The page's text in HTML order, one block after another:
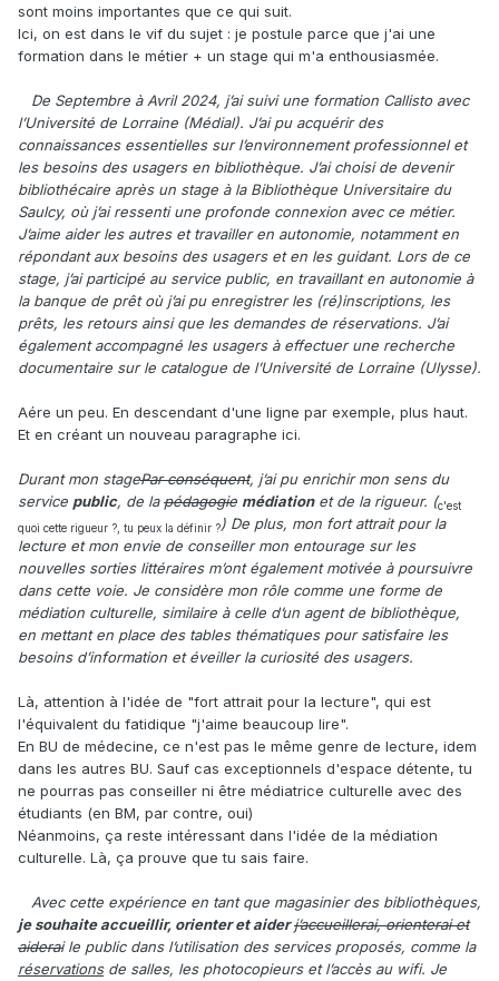
sont moins importantes que ce qui suit.
Ici, on est dans le vif du sujet : je postule parce que j'ai une
formation dans le métier + un stage qui m'a enthousiasmée.
De Septembre à Avril 2024, j’ai suivi une formation Callisto avec
l’Université de Lorraine (Médial). J’ai pu acquérir des
connaissances essentielles sur l’environnement professionnel et
les besoins des usagers en bibliothèque. J’ai choisi de devenir
bibliothécaire après un stage à la Bibliothèque Universitaire du
Saulcy, où j’ai ressenti une profonde connexion avec ce métier.
J’aime aider les autres et travailler en autonomie, notamment en
répondant aux besoins des usagers et en les guidant. Lors de ce
stage, j’ai participé au service public, en travaillant en autonomie à
la banque de prêt où j’ai pu enregistrer les (ré)inscriptions, les
prêts, les retours ainsi que les demandes de réservations. J’ai
également accompagné les usagers à effectuer une recherche
documentaire sur le catalogue de l’Université de Lorraine (Ulysse).
Aére un peu. En descendant d'une ligne par exemple, plus haut.
Et en créant un nouveau paragraphe ici.
Durant mon stagePar conséquent, j’ai pu enrichir mon sens du
service public, de lapédagogie médiationet de la rigueur. (c'est
quoi cette rigueur ?, tu peux la définir ?) De plus, mon fort attrait pour la
lecture et mon envie de conseiller mon entourage sur les
nouvelles sorties littéraires m’ont également motivée à poursuivre
dans cette voie. Je considère mon rôle comme une forme de
médiation culturelle, similaire à celle d’un agent de bibliothèque,
en mettant en place des tables thématiques pour satisfaire les
besoins d’information et éveiller la curiosité des usagers.
Là, attention à l'idée de "fort attrait pour la lecture", qui est
l'équivalent du fatidique "j'aime beaucoup lire".
En BU de médecine, ce n'est pas le même genre de lecture, idem
dans les autres BU. Sauf cas exceptionnels d'espace détente, tu
ne pourras pas conseiller ni être médiatrice culturelle avec des
étudiants (en BM, par contre, oui)
Néanmoins, ça reste intéressant dans l'idée de la médiation
culturelle. Là, ça prouve que tu sais faire.
Avec cette expérience en tant que magasinier des bibliothèques,
je souhaite accueillir, orienter et aider j’accueillerai, orienterai et
aideraile public dans l’utilisation des services proposés, comme la
réservationsde salles, les photocopieurs et l’accès au wifi. Je